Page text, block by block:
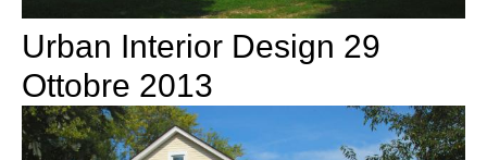
Urban Interior Design 29
Ottobre 2013